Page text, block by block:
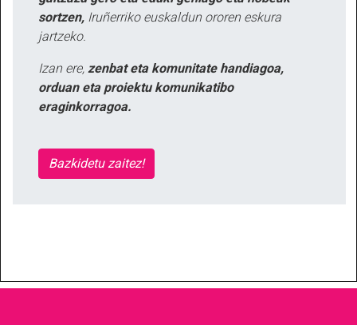
sortzen, Iruñerriko euskaldun ororen eskura
jartzeko.
Izan ere, zenbat eta komunitate handiagoa,
orduan eta proiektu komunikatibo
eraginkorragoa.
Bazkidetu zaitez!